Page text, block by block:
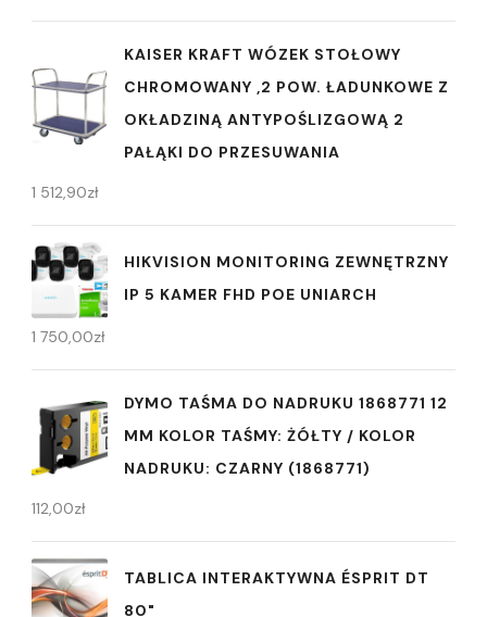
KAISER KRAFT WÓZEK STOŁOWY
CHROMOWANY ,2 POW. ŁADUNKOWE Z
OKŁADZINĄ ANTYPOŚLIZGOWĄ 2
PAŁĄKI DO PRZESUWANIA
1 512,90zł
HIKVISION MONITORING ZEWNĘTRZNY
IP 5 KAMER FHD POE UNIARCH
1 750,00zł
DYMO TAŚMA DO NADRUKU 1868771 12
MM KOLOR TAŚMY: ŻÓŁTY / KOLOR
NADRUKU: CZARNY (1868771)
112,00zł
TABLICA INTERAKTYWNA ÉSPRIT DT
80"